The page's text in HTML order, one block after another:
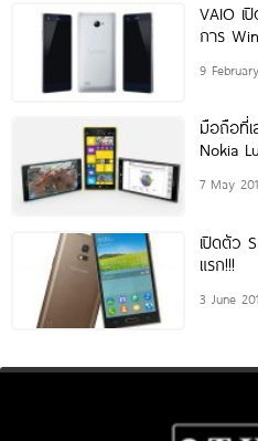
VAIO เ
การ
9
มือถือที่เ
Nokia
7 May
เปิดตัว
แรก!!!
3 June